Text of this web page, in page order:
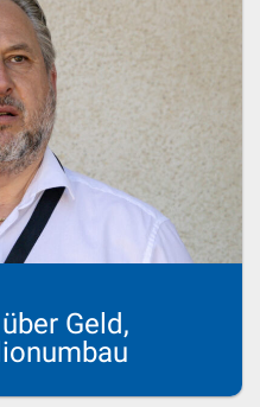
Geld,